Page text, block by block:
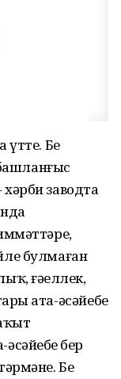
Беҙ
заводта
булмаған
ғәҙеллек,
ата-әсәйебеҙ
бер
Беҙ